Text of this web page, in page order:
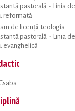
pastorală - Linia de
reformată
de licență teologia
pastorală - Linia de
evanghelică